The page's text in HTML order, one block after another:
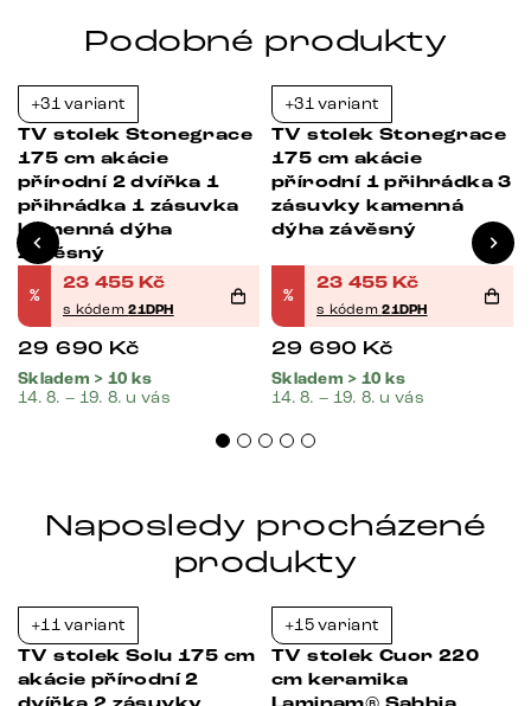
Podobné produkty
Bestseller
+31 variant
TV stolek Stonegrace
175 cm akácie
přírodní 2 dvířka 1
přihrádka 1 zásuvka
kamenná dýha
závěsný
%
23 455 Kč
s kódem21DPH
29 690 Kč
Skladem > 10 ks
14. 8. – 19. 8. u vás
+31 variant
TV stolek Stonegrace
175 cm akácie
přírodní 1 přihrádka 3
zásuvky kamenná
dýha závěsný
%
23 455 Kč
s kódem21DPH
29 690 Kč
Skladem > 10 ks
14. 8. – 19. 8. u vás
Naposledy procházené
produkty
Bestseller
+11 variant
TV stolek Solu 175 cm
akácie přírodní 2
+15 variant
TV stolek Cuor 220
cm keramika